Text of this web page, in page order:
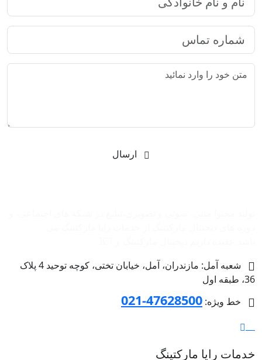
شعبه آمل: مازندران، آمل، خیابان تختی، کوچه توحید 4 پلاک
36، طبقه اول
خط ویژه: 47628500-021
خدمات رایا مارکتینگ